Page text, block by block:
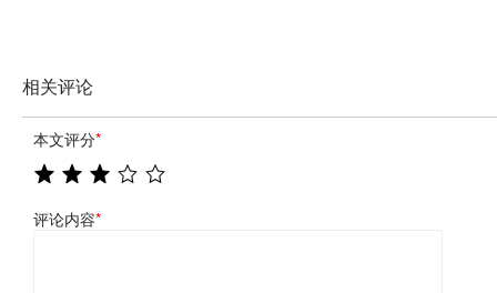
相关评论
本文评分*
评论内容*